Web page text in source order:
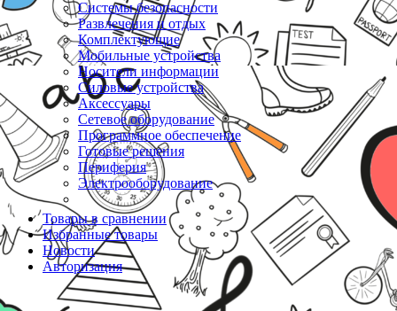
Системы безопасности
Развлечения и отдых
Комплектующие
Мобильные устройства
Носители информации
Силовые устройства
Аксессуары
Сетевое оборудование
Программное обеспечение
Готовые решения
Периферия
Электрооборудование
Товары в сравнении
Избранные товары
Новости
Авторизация